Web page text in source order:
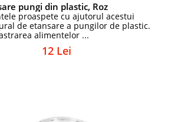
pungi din plastic, Roz
proaspete cu ajutorul acestui
de etansare a pungilor de plastic.
alimentelor ...
12 Lei